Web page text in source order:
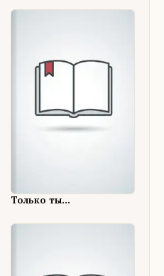
Только ты...